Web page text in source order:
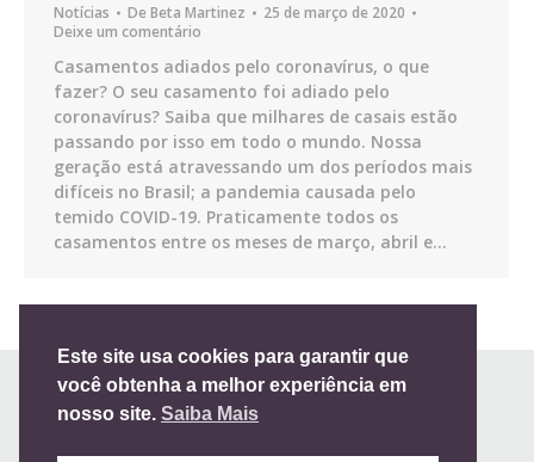
Notícias De Beta Martinez
25 de março de 2020
Deixe um comentário
Casamentos adiados pelo coronavírus, o que
fazer? O seu casamento foi adiado pelo
coronavírus? Saiba que milhares de casais estão
passando por isso em todo o mundo. Nossa
geração está atravessando um dos períodos mais
difíceis no Brasil; a pandemia causada pelo
temido COVID-19. Praticamente todos os
casamentos entre os meses de março, abril e…
Este site usa cookies para garantir que
você obtenha a melhor experiência em
nosso site. Saiba Mais